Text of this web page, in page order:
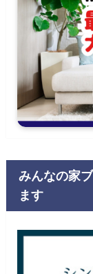
みんなの家
ます